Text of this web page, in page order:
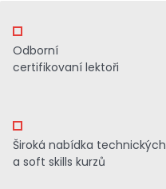
Odborní
certifikovaní lektoři
Široká nabídka technických
a soft skills kurzů